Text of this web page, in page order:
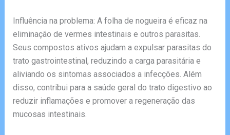
Influência na problema: A folha de nogueira é eficaz na
eliminação de vermes intestinais e outros parasitas.
Seus compostos ativos ajudam a expulsar parasitas do
trato gastrointestinal, reduzindo a carga parasitária e
aliviando os sintomas associados a infecções. Além
disso, contribui para a saúde geral do trato digestivo ao
reduzir inflamações e promover a regeneração das
mucosas intestinais.